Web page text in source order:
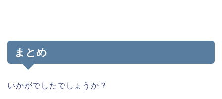
まとめ
いかがでしたでしょうか？